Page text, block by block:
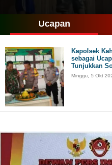
Ucapan
Kapolsek
sebagai
Tunjukkan
Minggu, 5 Okt